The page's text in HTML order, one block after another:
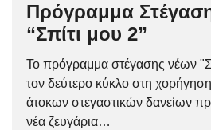
Πρόγραμμα
“Σπίτι μου 2”
Το πρόγραμμα στέγασης νέων
τον δεύτερο κύκλο στη
άτοκων στεγαστικών δανείων
νέα ζευγάρια…